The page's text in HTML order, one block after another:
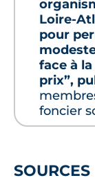
Loire-
pour
face à
prix”,
foncier
SOURCES